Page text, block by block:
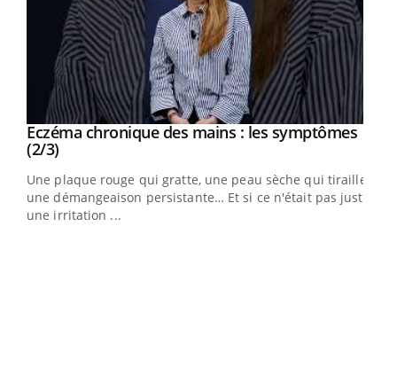
Youtube
Eczéma chronique des mains : les symptômes
(2/3)Youtube
Une plaque rouge qui gratte, une peau sèche qui tiraille,
une démangeaison persistante… Et si ce n'était pas juste
une irritation ...